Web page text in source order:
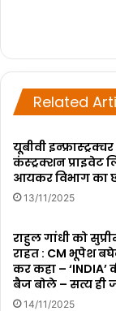
Related
यूबीवी
कंस्ट्रक्शन प्राइवेट
आयकर विभाग का
13/11/2025
राहुल गांधी को
राहत : CM भूपेश
कर कहा – ‘INDIA’
बैज बोले – सत्य ही
14/11/2025